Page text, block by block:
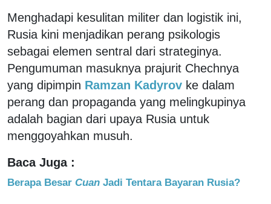
Menghadapi kesulitan militer dan logistik ini,
Rusia kini menjadikan perang psikologis
sebagai elemen sentral dari strateginya.
Pengumuman masuknya prajurit Chechnya
yang dipimpin Ramzan Kadyrov ke dalam
perang dan propaganda yang melingkupinya
adalah bagian dari upaya Rusia untuk
menggoyahkan musuh.
Baca Juga :
Berapa Besar Cuan Jadi Tentara Bayaran Rusia?